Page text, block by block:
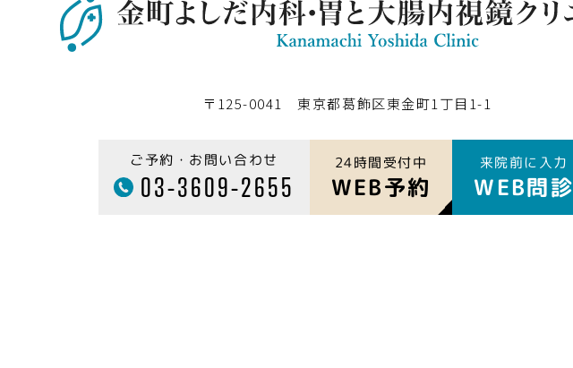
〒125-0041 東京都葛飾区東金町1丁目1-1
ご予約・お問い合わせ
03-3609-2655
24時間受付中
WEB予約
来院前に入力
WEB問診